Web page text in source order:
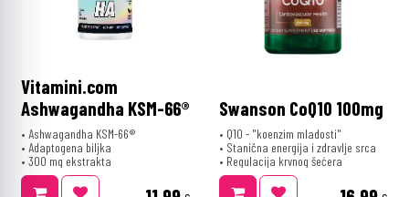
Vitamini.com
Ashwagandha KSM-66®
• Ashwagandha KSM-66®
• Adaptogena biljka
• 300 mg ekstrakta
Swanson CoQ10 100mg
• Q10 - "koenzim mladosti"
• Stanična energija i zdravlje srca
• Regulacija krvnog šećera